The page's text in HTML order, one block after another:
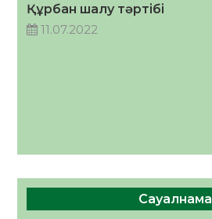
05.08.2026
Құрбан шалу тәртібі
11.07.2022
Сауалнама